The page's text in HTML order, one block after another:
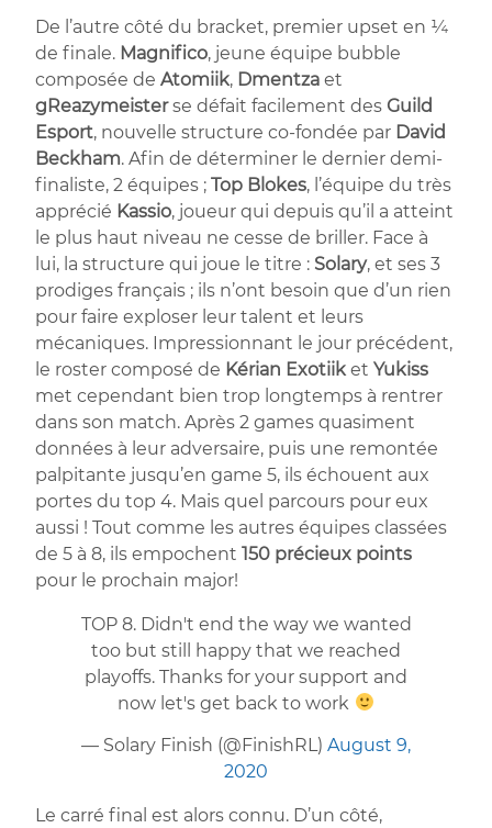
De l’autre côté du bracket, premier upset en ¼
de finale. Magnifico, jeune équipe bubble
composée deAtomiik, Dmentza et
gReazymeisterse défait facilement desGuild
Esport, nouvelle structure co-fondée par David
Beckham. Afin de déterminer le dernier demi-
finaliste, 2 équipes ;Top Blokes, l’équipe du très
apprécié Kassio, joueur qui depuis qu’il a atteint
le plus haut niveau ne cesse de briller. Face à
lui, la structure qui joue le titre : Solary, et ses 3
prodiges français ; ils n’ont besoin que d’un rien
pour faire exploser leur talent et leurs
mécaniques. Impressionnant le jour précédent,
le roster composé de Kérian Exotiik etYukiss
met cependant bien trop longtemps à rentrer
dans son match. Après 2 games quasiment
données à leur adversaire, puis une remontée
palpitante jusqu’en game 5, ils échouent aux
portes du top 4. Mais quel parcours pour eux
aussi ! Tout comme les autres équipes classées
de 5 à 8, ils empochent150 précieux points
pour le prochain major!
TOP 8. Didn't end the way we wanted
too but still happy that we reached
playoffs. Thanks for your support and
now let's get back to work
— Solary Finish (@FinishRL) August 9,
2020
Le carré final est alors connu. D’un côté,